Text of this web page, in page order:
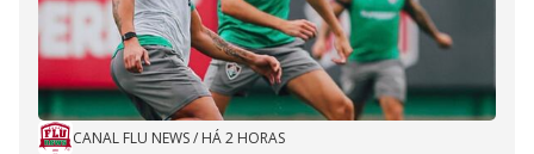
CANAL FLU NEWS/ HÁ 2 HORAS